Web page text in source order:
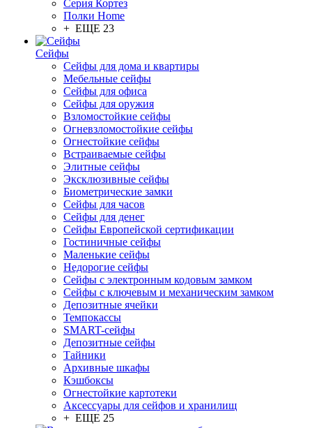
Серия Кортез
Полки Home
+ ЕЩЕ 23
Сейфы
Сейфы для дома и квартиры
Мебельные сейфы
Сейфы для офиса
Сейфы для оружия
Взломостойкие сейфы
Огневзломостойкие сейфы
Огнестойкие сейфы
Встраиваемые сейфы
Элитные сейфы
Эксклюзивные сейфы
Биометрические замки
Сейфы для часов
Сейфы для денег
Сейфы Европейской сертификации
Гостиничные сейфы
Маленькие сейфы
Недорогие сейфы
Сейфы с электронным кодовым замком
Сейфы с ключевым и механическим замком
Депозитные ячейки
Темпокассы
SMART-сейфы
Депозитные сейфы
Тайники
Архивные шкафы
Кэшбоксы
Огнестойкие картотеки
Аксессуары для сейфов и хранилищ
+ ЕЩЕ 25